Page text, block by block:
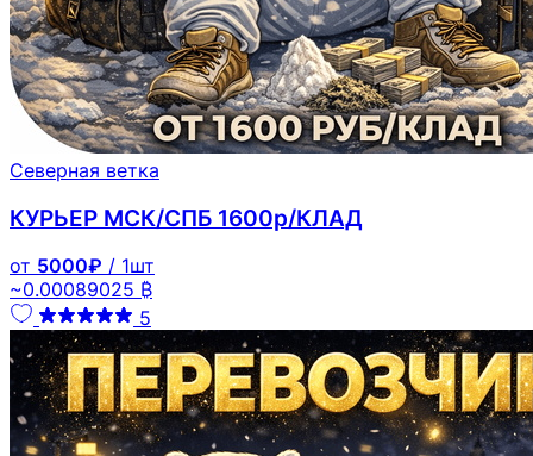
Северная ветка
КУРЬЕР МСК/СПБ 1600р/КЛАД
от 5000₽ / 1шт
~0.00089025 ₿
5